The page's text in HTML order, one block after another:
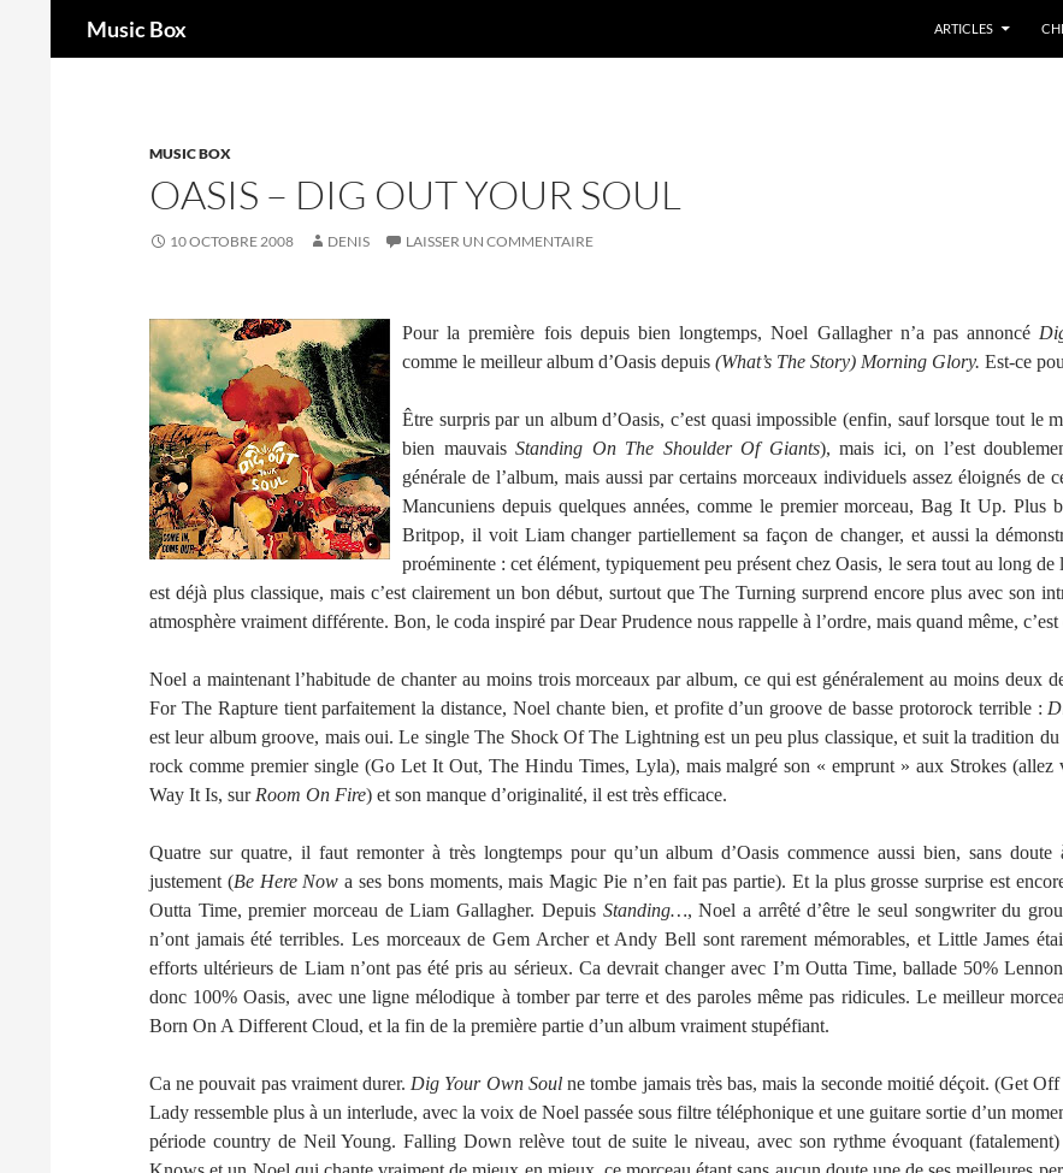
Music Box ARTICLES
MUSIC BOX
OASIS – DIG OUT YOUR SOUL
10 OCTOBRE 2008 DENIS LAISSER UN COMMENTAIRE
Pour la première fois depuis bien longtemps, Noel Gallagher n’a pas annoncé
comme le meilleur album d’Oasis depuis (What’s The Story) Morning Glory. Est-ce
Être surpris par un album d’Oasis, c’est quasi impossible (enfin, sauf lorsque tout le
bien mauvais Standing On The Shoulder Of Giants), mais ici, on l’est
générale de l’album, mais aussi par certains morceaux individuels assez éloignés de
Mancuniens depuis quelques années, comme le premier morceau, Bag It Up. Plus
Britpop, il voit Liam changer partiellement sa façon de changer, et aussi la
proéminente : cet élément, typiquement peu présent chez Oasis, le sera tout au long de
est déjà plus classique, mais c’est clairement un bon début, surtout que The Turning surprend encore plus avec son
atmosphère vraiment différente. Bon, le coda inspiré par Dear Prudence nous rappelle à l’ordre, mais quand même, c’est
Noel a maintenant l’habitude de chanter au moins trois morceaux par album, ce qui est généralement au moins deux
For The Rapture tient parfaitement la distance, Noel chante bien, et profite d’un groove de basse protorock terrible :
est leur album groove, mais oui. Le single The Shock Of The Lightning est un peu plus classique, et suit la tradition du
rock comme premier single (Go Let It Out, The Hindu Times, Lyla), mais malgré son « emprunt » aux Strokes (allez
Way It Is, sur Room On Fire) et son manque d’originalité, il est très efficace.
Quatre sur quatre, il faut remonter à très longtemps pour qu’un album d’Oasis commence aussi bien, sans doute
justement (Be Here Now a ses bons moments, mais Magic Pie n’en fait pas partie). Et la plus grosse surprise est
Outta Time, premier morceau de Liam Gallagher. DepuisStanding…, Noel a arrêté d’être le seul songwriter du
n’ont jamais été terribles. Les morceaux de Gem Archer et Andy Bell sont rarement mémorables, et Little James
efforts ultérieurs de Liam n’ont pas été pris au sérieux. Ca devrait changer avec I’m Outta Time, ballade 50%
donc 100% Oasis, avec une ligne mélodique à tomber par terre et des paroles même pas ridicules. Le meilleur
Born On A Different Cloud, et la fin de la première partie d’un album vraiment stupéfiant.
Ca ne pouvait pas vraiment durer. Dig Your Own Soulne tombe jamais très bas, mais la seconde moitié déçoit. (Get
Lady ressemble plus à un interlude, avec la voix de Noel passée sous filtre téléphonique et une guitare sortie d’un
période country de Neil Young. Falling Down relève tout de suite le niveau, avec son rythme évoquant